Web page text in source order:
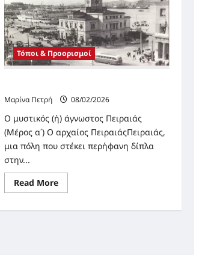
Τόποι & Προορισμοί
Μαρίνα Πετρή
08/02/2026
Ο μυστικός (ή) άγνωστος Πειραιάς
(Μέρος α΄) Ο αρχαίος ΠειραιάςΠειραιάς,
μια πόλη που στέκει περήφανη δίπλα
στην...
Read MoreRead
more
Ο